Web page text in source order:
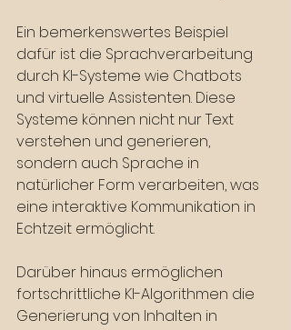
Ein bemerkenswertes Beispiel
dafür ist die Sprachverarbeitung
durch KI-Systeme wie Chatbots
und virtuelle Assistenten. Diese
Systeme können nicht nur Text
verstehen und generieren,
sondern auch Sprache in
natürlicher Form verarbeiten, was
eine interaktive Kommunikation in
Echtzeit ermöglicht.
Darüber hinaus ermöglichen
fortschrittliche KI-Algorithmen die
Generierung von Inhalten in